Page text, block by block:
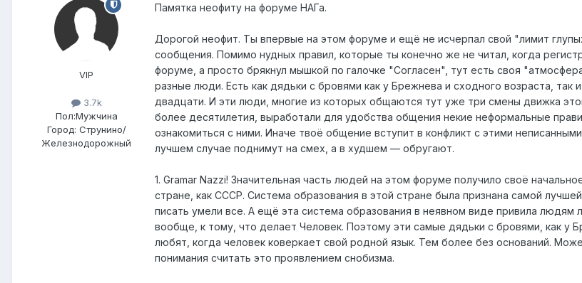
VIP
3.7k
Пол:Мужчина
Город: Струнино/
Железнодорожный
Памятка неофиту на форуме НАГа.
Дорогой неофит. Ты впервые на этом форуме и ещё не исчерпал свой "лимит
сообщения. Помимо нудных правил, которые ты конечно же не читал, когда
форуме, а просто брякнул мышкой по галочке "Согласен", тут есть своя
разные люди. Есть как дядьки с бровями как у Брежнева и сходного возраста,
двадцати. И эти люди, многие из которых общаются тут уже три смены движка
более десятилетия, выработали для удобства общения некие неформальные
ознакомиться с ними. Иначе твоё общение вступит в конфликт с этими
лучшем случае поднимут на смех, а в худшем — обругают.
1. Gramar Nazzi! Значительная часть людей на этом форуме получило своё
стране, как СССР. Система образования в этой стране была признана самой
писать умели все. А ещё эта система образования в неявном виде привила людям
вообще, к тому, что делает Человек. Поэтому эти самые дядьки с бровями, как у
любят, когда человек коверкает свой родной язык. Тем более без оснований.
понимания считать это проявлением снобизма.